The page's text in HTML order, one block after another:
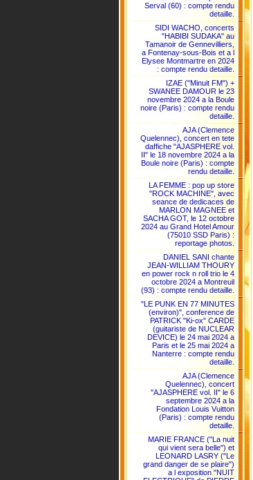
Serval (60) : compte rendu
detaille.
SIDI WACHO, concerts
"HABIBI SUDAKA" au
Tamanoir de Gennevilliers,
a Fontenay-sous-Bois et a l
Elysee Montmartre en 2024
: compte rendu detaille.
IZAE ("Minuit FM") +
SWANEE DAMOUR le 23
novembre 2024 a la Boule
noire (Paris) : compte rendu
detaille.
AJA (Clemence
Quelennec), concert en tete
daffiche "AJASPHERE vol.
II" le 18 novembre 2024 a la
Boule noire (Paris) : compte
rendu detaille.
LA FEMME : pop up store
"ROCK MACHINE", avec
seance de dedicaces de
MARLON MAGNEE et
SACHA GOT, le 12 octobre
2024 au Grand Hotel Amour
(75010 SSD Paris) :
reportage photos.
DANIEL SANI chante
JEAN-WILLIAM THOURY
en power rock n roll trio le 4
octobre 2024 a Montreuil
(93) : compte rendu detaille.
"LE PUNK EN 77 MINUTES
(environ)", conference de
PATRICK "Ki-ox" CARDE
(guitariste de NUCLEAR
DEVICE) le 24 mai 2024 a
Paris et le 25 mai 2024 a
Nanterre : compte rendu
detaille.
AJA (Clemence
Quelennec), concert
"AJASPHERE vol. II" le 6
septembre 2024 a la
Fondation Louis Vuitton
(Paris) : compte rendu
detaille.
MARIE FRANCE ("La nuit
qui vient sera belle") et
LEONARD LASRY ("Le
grand danger de se plaire")
a l exposition "NUIT